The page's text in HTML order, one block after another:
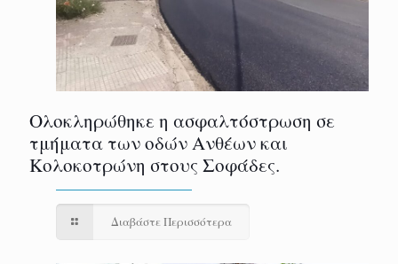
Ολοκληρώθηκε η ασφαλτόστρωση σε
τμήματα των οδών Ανθέων και
Κολοκοτρώνη στους Σοφάδες.
Διαβάστε Περισσότερα